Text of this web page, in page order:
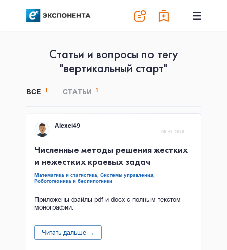
Статьи и вопросы по тегу
"вертикальный старт"
ВСЕ 1 СТАТЬИ 1
08.11.2019
Alexei49
Численные методы решения жестких
и нежестких краевых задач
Математика и статистика, Системы управления,
Робототехника и беспилотники
Приложены файлы pdf и docx с полным текстом
монографии.
Читать дальше →